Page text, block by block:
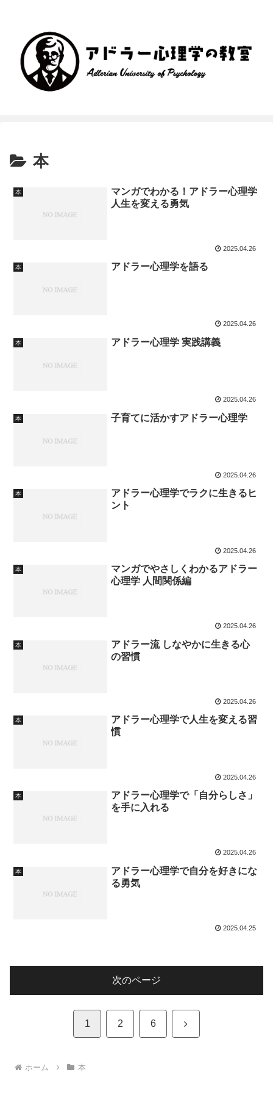
本
本
マンガでわかる！アドラー心理学
人生を変える勇気
2025.04.26
本 アドラー心理学を語る
2025.04.26
本 アドラー心理学 実践講義
2025.04.26
本 子育てに活かすアドラー心理学
2025.04.26
本
アドラー心理学でラクに生きるヒ
ント
2025.04.26
本
マンガでやさしくわかるアドラー
心理学 人間関係編
2025.04.26
本
アドラー流 しなやかに生きる心
の習慣
2025.04.26
本
アドラー心理学で人生を変える習
慣
2025.04.26
本
アドラー心理学で「自分らしさ」
を手に入れる
2025.04.26
本
アドラー心理学で自分を好きにな
る勇気
2025.04.25
次のページ
1 2 6 次
ホーム 本